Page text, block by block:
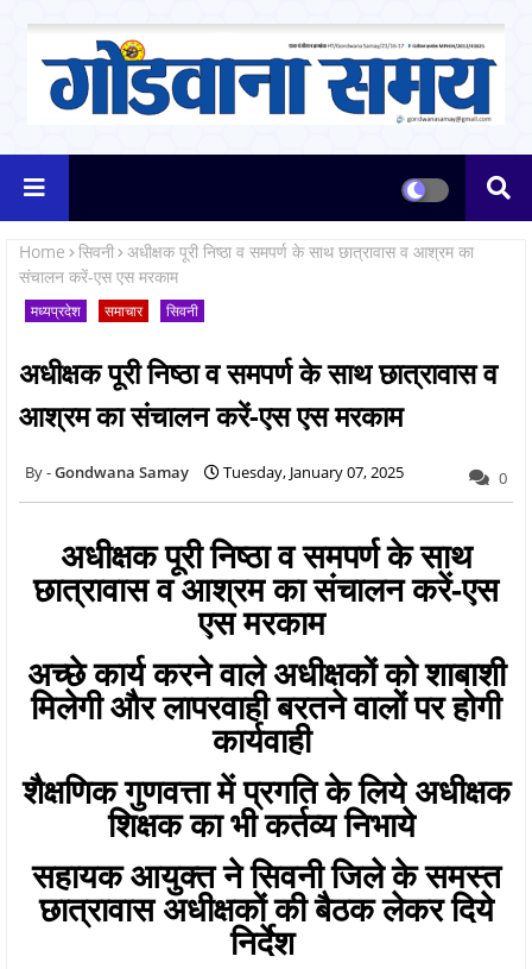
Home सिवनी अधीक्षक पूरी निष्ठा व समपर्ण के साथ छात्रावास व आश्रम का
संचालन करें-एस एस मरकाम
मध्यप्रदेश समाचार सिवनी
अधीक्षक पूरी निष्ठा व समपर्ण के साथ छात्रावास व
आश्रम का संचालन करें-एस एस मरकाम
Gondwana Samay Tuesday, January 07, 2025 0
अधीक्षक पूरी निष्ठा व समपर्ण के साथ
छात्रावास व आश्रम का संचालन करें-एस
एस मरकाम
अच्छे कार्य करने वाले अधीक्षकों को शाबाशी
मिलेगी और लापरवाही बरतने वालों पर होगी
कार्यवाही
शैक्षणिक गुणवत्ता में प्रगति के लिये अधीक्षक
शिक्षक का भी कर्तव्य निभाये
सहायक आयुक्त ने सिवनी जिले के समस्त
छात्रावास अधीक्षकों की बैठक लेकर दिये
निर्देश